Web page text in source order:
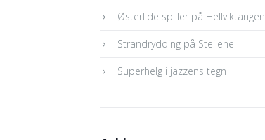
Østerlide spiller på Hellviktangen
Strandrydding på Steilene
Superhelg i jazzens tegn